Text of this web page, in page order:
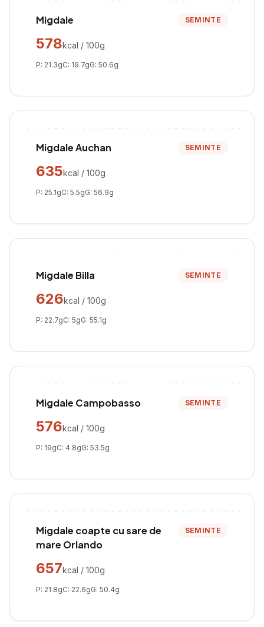
Migdale SEMINTE
578kcal / 100g
P: 21.3gC: 19.7gG: 50.6g
Migdale Auchan SEMINTE
635kcal / 100g
P: 25.1gC: 5.5gG: 56.9g
Migdale Billa SEMINTE
626kcal / 100g
P: 22.7gC: 5gG: 55.1g
Migdale Campobasso SEMINTE
576kcal / 100g
P: 19gC: 4.8gG: 53.5g
Migdale coapte cu sare de
mare Orlando
SEMINTE
657kcal / 100g
P: 21.8gC: 22.6gG: 50.4g